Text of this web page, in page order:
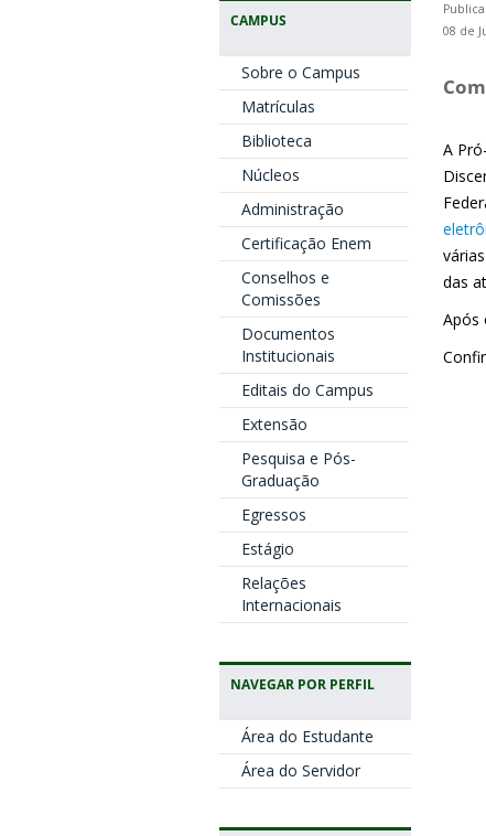
CAMPUS
Sobre o Campus
Matrículas
Biblioteca
Núcleos
Administração
Certificação Enem
Conselhos e
Comissões
Documentos
Institucionais
Editais do Campus
Extensão
Pesquisa e Pós-
Graduação
Egressos
Estágio
Relações
Internacionais
NAVEGAR POR PERFIL
Área do Estudante
Área do Servidor
08 de
A
das
Após